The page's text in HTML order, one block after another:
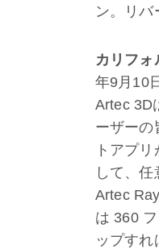
ン。リバ
カリフォ
年9月10
Artec 3D
ーザーの
トアプ
して、
Artec
は 360
ップす